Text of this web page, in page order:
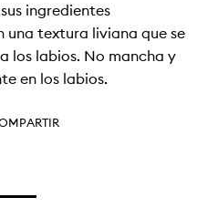
ingredientes
una textura liviana que se
los labios. No mancha y
en los labios.